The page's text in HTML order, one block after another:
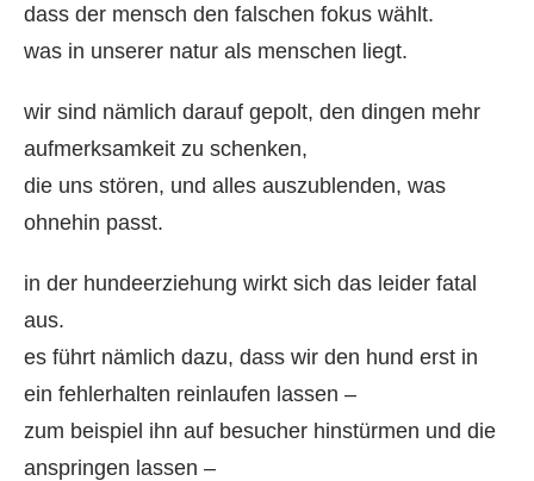
dass der mensch den falschen fokus wählt.
was in unserer natur als menschen liegt.
wir sind nämlich darauf gepolt, den dingen mehr
aufmerksamkeit zu schenken,
die uns stören, und alles auszublenden, was
ohnehin passt.
in der hundeerziehung wirkt sich das leider fatal
aus.
es führt nämlich dazu, dass wir den hund erst in
ein fehlerhalten reinlaufen lassen –
zum beispiel ihn auf besucher hinstürmen und die
anspringen lassen –